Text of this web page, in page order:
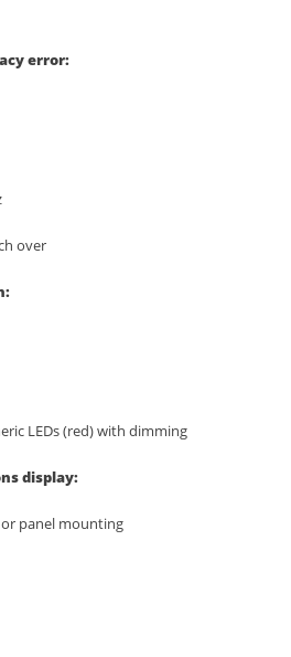
error:
over
LEDs (red) with dimming
display:
or panel mounting